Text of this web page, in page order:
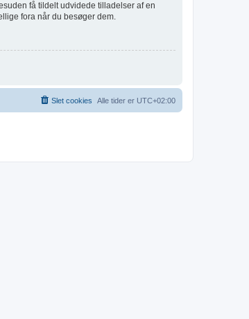
få tildelt udvidede tilladelser af en
fora når du besøger dem.
Alle tider er UTC+02:00
Slet cookies